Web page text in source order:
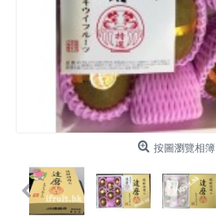
按圖瀏覽相簿